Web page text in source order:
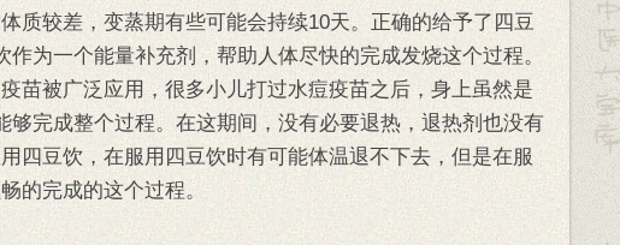
质较差，变蒸期有些可能会持续10天。正确的给予了四豆
为一个能量补充剂，帮助人体尽快的完成发烧这个过程。
苗被广泛应用，很多小儿打过水痘疫苗之后，身上虽然是
完成整个过程。在这期间，没有必要退热，退热剂也没有
四豆饮，在服用四豆饮时有可能体温退不下去，但是在服
的完成的这个过程。